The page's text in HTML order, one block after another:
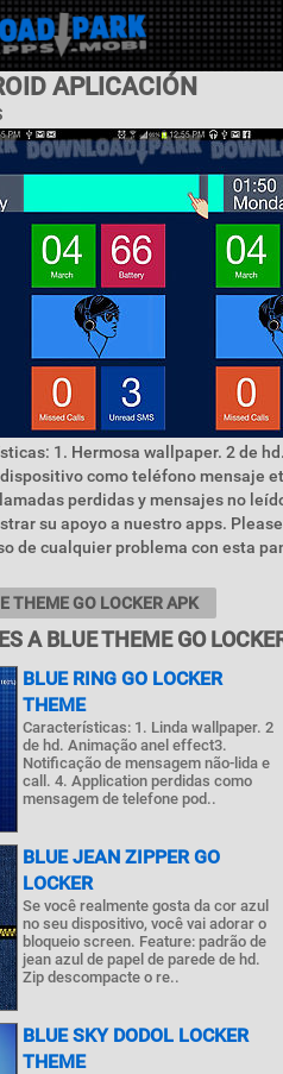
APLICACIÓN
1. Hermosa wallpaper. 2 de
como teléfono mensaje
perdidas y mensajes no
su apoyo a nuestro apps.
de cualquier problema con esta
THEME GO LOCKER APK
A BLUE THEME GO
BLUE RING GO LOCKER
THEME
Características: 1. Linda wallpaper. 2
de hd. Animação anel effect3.
Notificação de mensagem não-lida e
call. 4. Application perdidas como
mensagem de telefone pod..
BLUE JEAN ZIPPER GO
LOCKER
Se você realmente gosta da cor azul
no seu dispositivo, você vai adorar o
bloqueio screen. Feature: padrão de
jean azul de papel de parede de hd.
Zip descompacte o re..
BLUE SKY DODOL LOCKER
THEME